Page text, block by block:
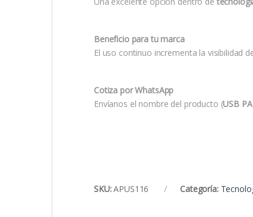
Beneficio para tu marca
El uso continuo incrementa la visibilidad
Cotiza por WhatsApp
Envíanos el nombre del producto (USB
SKU:APUS116 Categoría: